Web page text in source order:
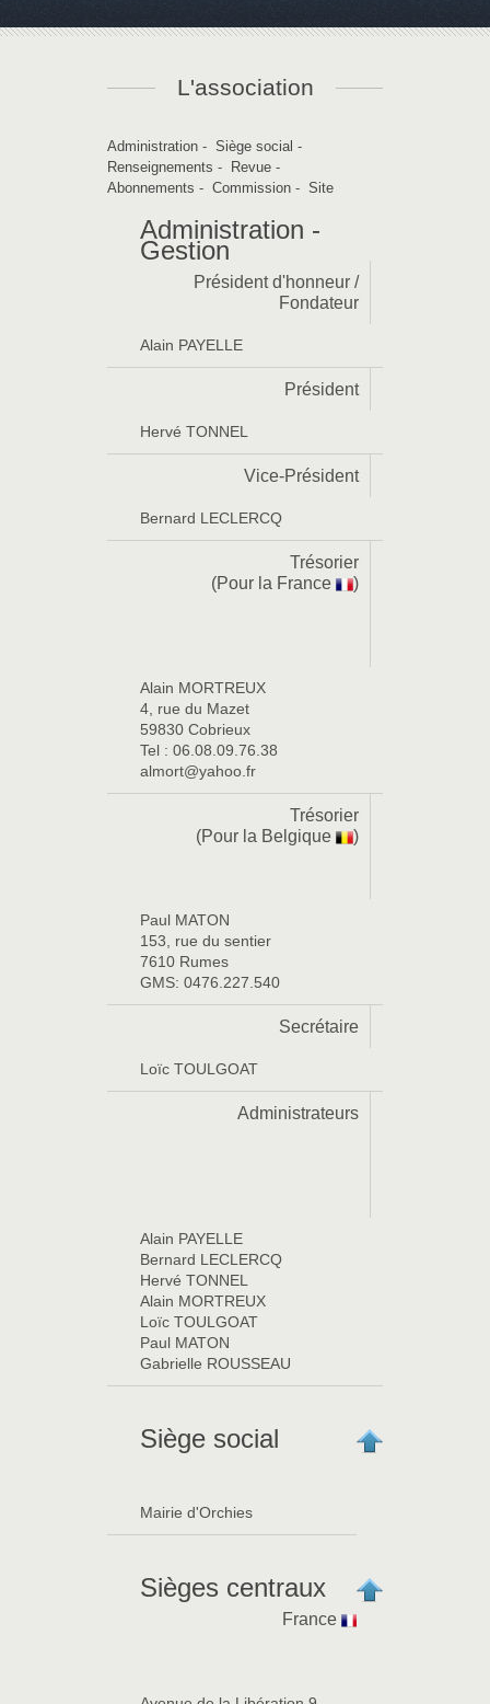
L'association
Administration - Siège social -
Renseignements - Revue -
Abonnements - Commission - Site
Administration -
Gestion
Président d'honneur /
Fondateur
Alain PAYELLE
Président
Hervé TONNEL
Vice-Président
Bernard LECLERCQ
Trésorier
(Pour la France
)
Alain MORTREUX
4, rue du Mazet
59830 Cobrieux
Tel : 06.08.09.76.38
almort@yahoo.fr
Trésorier
(Pour la Belgique
)
Paul MATON
153, rue du sentier
7610 Rumes
GMS: 0476.227.540
Secrétaire
Loïc TOULGOAT
Administrateurs
Alain PAYELLE
Bernard LECLERCQ
Hervé TONNEL
Alain MORTREUX
Loïc TOULGOAT
Paul MATON
Gabrielle ROUSSEAU
Siège social
Mairie d'Orchies
Sièges centraux
France